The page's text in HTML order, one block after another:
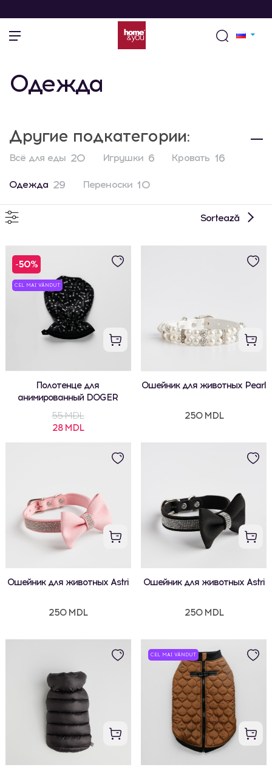
Одежда
Другие подкатегории:
Всё для еды 20 Игрушки 6 Кровать 16
Одежда 29 Переноски 10
Sortează
-50%
CEL MAI VÂNDUT
Полотенце для
анимированный DOGER
55 MDL
28 MDL
Ошейник для животных Pearl
250 MDL
Ошейник для животных Astri
250 MDL
Ошейник для животных Astri
250 MDL
CEL MAI VÂNDUT